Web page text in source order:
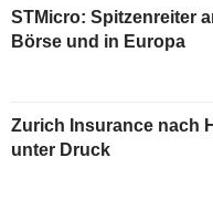
STMicro: Spitzenreiter
Börse und in Europa
Zurich Insurance nach
unter Druck